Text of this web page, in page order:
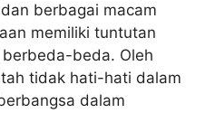
berbagai macam
memiliki tuntutan
beda. Oleh
tidak hati-hati dalam
dalam